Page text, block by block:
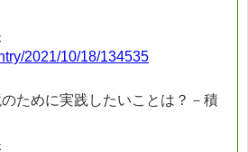
2021/10/18/134535
ために実践したいことは？－積